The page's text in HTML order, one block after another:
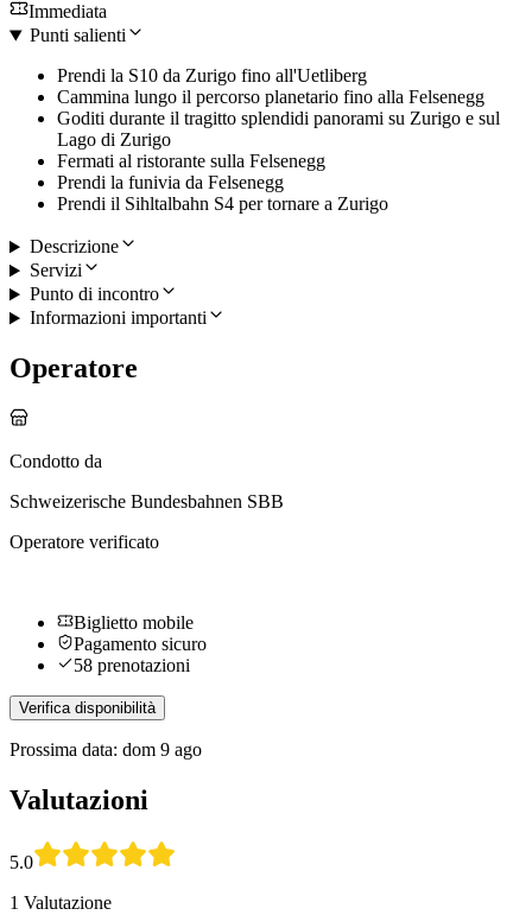
Immediata
Punti salienti
Prendi la S10 da Zurigo fino all'Uetliberg
Cammina lungo il percorso planetario fino alla Felsenegg
Goditi durante il tragitto splendidi panorami su Zurigo e sul
Lago di Zurigo
Fermati al ristorante sulla Felsenegg
Prendi la funivia da Felsenegg
Prendi il Sihltalbahn S4 per tornare a Zurigo
Descrizione
Servizi
Punto di incontro
Informazioni importanti
Operatore
Condotto da
Schweizerische Bundesbahnen SBB
Operatore verificato
Biglietto mobile
Pagamento sicuro
58 prenotazioni
Verifica disponibilità
Prossima data: dom 9 ago
Valutazioni
5.0
1 Valutazione